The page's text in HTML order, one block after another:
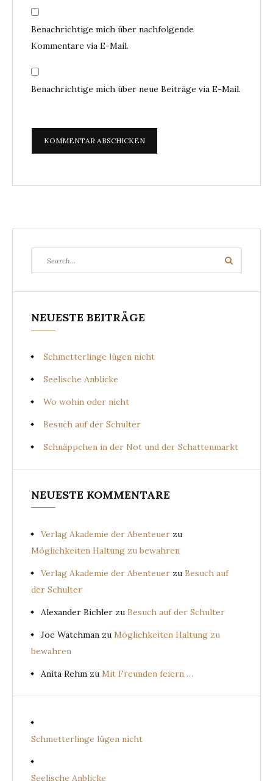
Benachrichtige mich über nachfolgende
Kommentare via E-Mail.
Benachrichtige mich über neue Beiträge via E-Mail.
for:
Search
NEUESTE BEITRÄGE
Schmetterlinge lügen nicht
Seelische Anblicke
Wo wohin oder nicht
Besuch auf der Schulter
Schnäppchen in der Not und der Schattenmarkt
NEUESTE KOMMENTARE
Verlag Akademie der Abenteuer zu
Möglichkeiten Haltung zu bewahren
Verlag Akademie der Abenteuer zu Besuch auf
der Schulter
Alexander Bichler zu Besuch auf der Schulter
Joe Watchman zu Möglichkeiten Haltung zu
bewahren
Anita Rehm zu Mit Freunden feiern …
Schmetterlinge lügen nicht
Seelische Anblicke